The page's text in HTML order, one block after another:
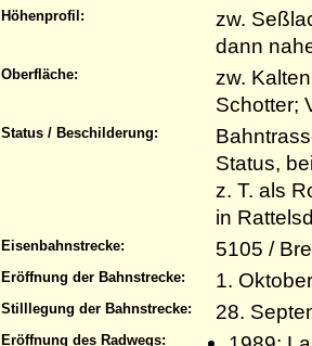
Höhenprofil:
zw.
dann
Oberfläche:
zw.
Schotter;
Status / Beschilderung:
Status,
z. T. als
in
Eisenbahnstrecke: 5105 /
Eröffnung der Bahnstrecke: 1.
Stilllegung der Bahnstrecke: 28.
Eröffnung des Radwegs: